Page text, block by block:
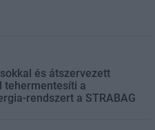
és átszervezett
tehermentesíti a
rendszert a STRABAG